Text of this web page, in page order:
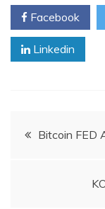
Facebook
Linkedin
YazıBitcoin FED